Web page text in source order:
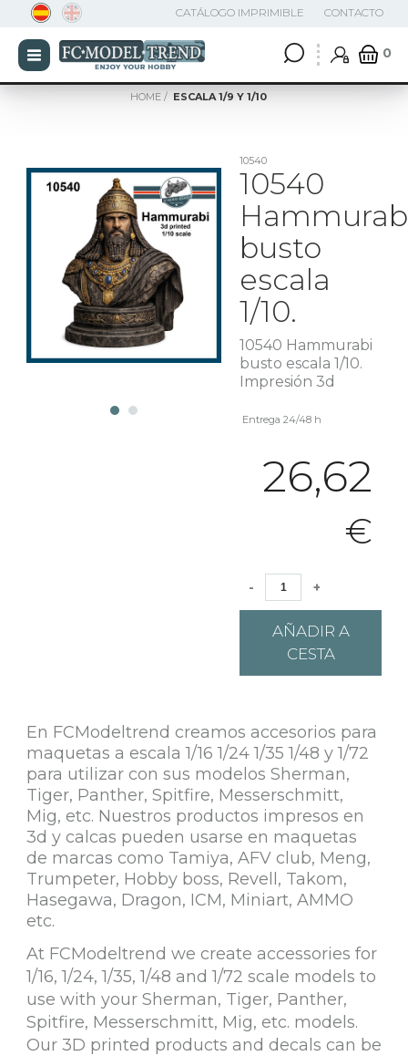
0
CATÁLOGO IMPRIMIBLE CONTACTO
HOME ESCALA 1/9 Y 1/10
10540
10540
busto
escala
1/10.
10540 Hammurabi
busto escala 1/10.
Impresión 3d
Entrega 24/48 h
26,62
€
- +
AÑADIR A
CESTA
En FCModeltrend creamos accesorios para
maquetas a escala 1/16 1/24 1/35 1/48 y 1/72
para utilizar con sus modelos Sherman,
Tiger, Panther, Spitfire, Messerschmitt,
Mig, etc. Nuestros productos impresos en
3d y calcas pueden usarse en maquetas
de marcas como Tamiya, AFV club, Meng,
Trumpeter, Hobby boss, Revell, Takom,
Hasegawa, Dragon, ICM, Miniart, AMMO
etc.
At FCModeltrend we create accessories for
1/16, 1/24, 1/35, 1/48 and 1/72 scale models to
use with your Sherman, Tiger, Panther,
Spitfire, Messerschmitt, Mig, etc. models.
Our 3D printed products and decals can be